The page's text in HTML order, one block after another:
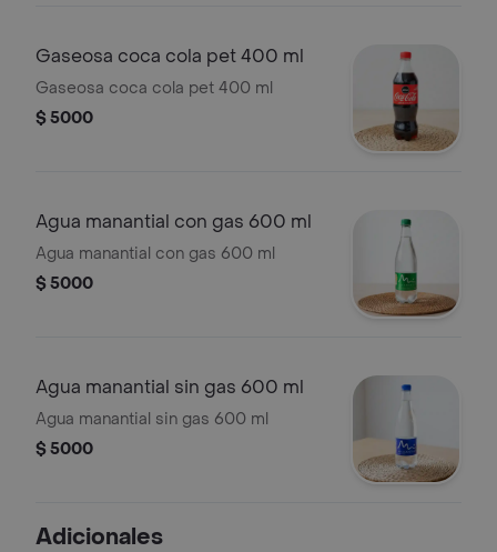
Gaseosa coca cola pet 400 ml
Gaseosa coca cola pet 400 ml
$ 5000
Agua manantial con gas 600 ml
Agua manantial con gas 600 ml
$ 5000
Agua manantial sin gas 600 ml
Agua manantial sin gas 600 ml
$ 5000
Adicionales